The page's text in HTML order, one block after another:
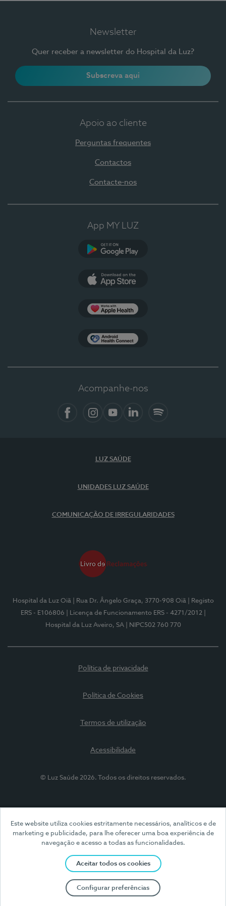
Este website utiliza cookies estritamente necessários, analíticos e de
marketing e publicidade, para lhe oferecer uma boa experiência de
navegação e acesso a todas as funcionalidades.
Aceitar todos os cookies
Configurar preferências
Newsletter
Quer receber a newsletter do Hospital da Luz?
Subscreva aqui
Apoio ao cliente
Perguntas frequentes
Contactos
Contacte-nos
App MY LUZ
Acompanhe-nos
LUZ SAÚDE
UNIDADES LUZ SAÚDE
COMUNICAÇÃO DE IRREGULARIDADES
Hospital da Luz Oiã | Rua Dr. Ângelo Graça, 3770-908 Oiã
| Registo
ERS - E106806
| Licença de Funcionamento ERS - 4271/2012
Hospital da Luz Aveiro, SA
| NIPC502 760 770
Política de privacidade
Política de Cookies
Termos de utilização
Acessibilidade
© Luz Saúde 2026. Todos os direitos reservados.